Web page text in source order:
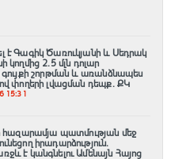
է Գագիկ Ծառուկյանի և Սեդրակ
կողմից 2.5 մլն դոլար
գույքի շորթման և առանձնապես
փողերի լվացման դեպք. ՔԿ
15:31
հազարամյա պատմության մեջ
իրադարձություն.
է կանգնելու Ամենայն Հայոց